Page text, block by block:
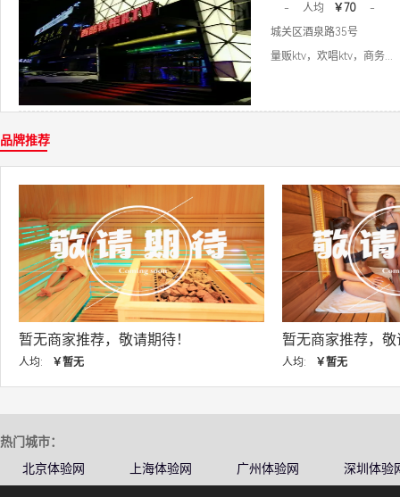
- 人均 ￥70
-
城关区酒泉路35号
量贩ktv，欢唱ktv，商务...
品牌推荐
！ 暂无商家推荐，敬请期待！
热门城市：
北京体验网
上海体验网 广州体验网 深圳体验